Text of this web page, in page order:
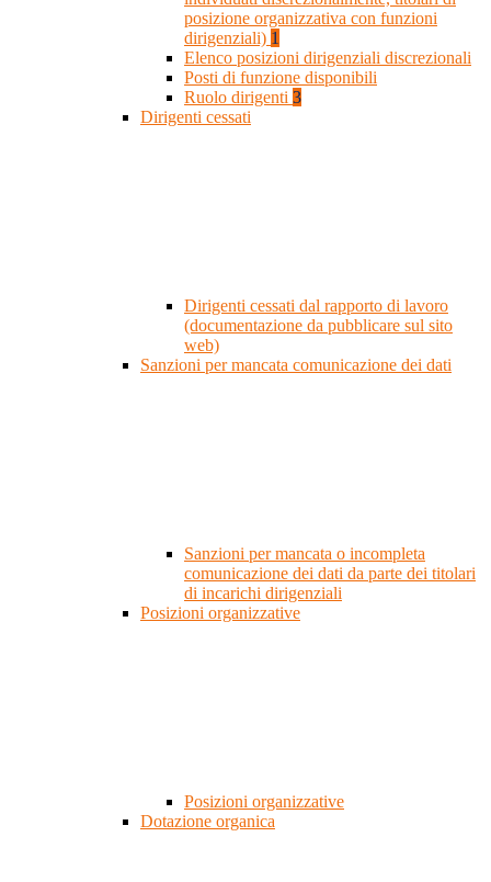
posizione organizzativa con funzioni
dirigenziali) 1
Elenco posizioni dirigenziali discrezionali
Posti di funzione disponibili
Ruolo dirigenti 3
Dirigenti cessati
Dirigenti cessati dal rapporto di lavoro
(documentazione da pubblicare sul sito
web)
Sanzioni per mancata comunicazione dei dati
Sanzioni per mancata o incompleta
comunicazione dei dati da parte dei titolari
di incarichi dirigenziali
Posizioni organizzative
Posizioni organizzative
Dotazione organica